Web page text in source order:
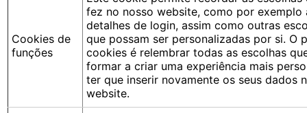
Cookies de
funções
fez no nosso website, como por exemplo
detalhes de login, assim como outras
que possam ser personalizadas por si. O
cookies é relembrar todas as escolhas
formar a criar uma experiência mais
ter que inserir novamente os seus dados
website.